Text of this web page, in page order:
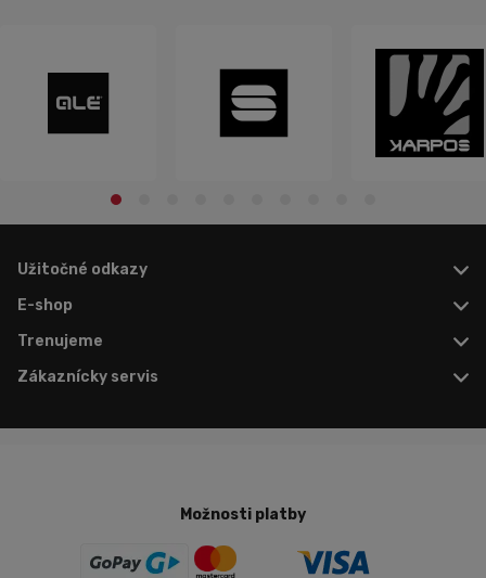
Užitočné odkazy
E-shop
Trenujeme
Zákaznícky servis
Možnosti platby